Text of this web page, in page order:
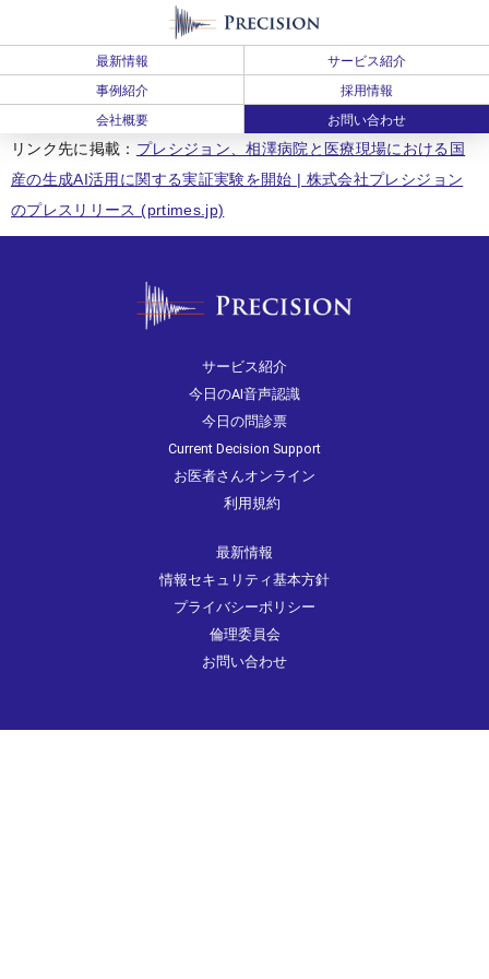
最新情報
サービス紹介
事例紹介
採用情報
会社概要
お問い合わせ
リンク先に掲載： プレシジョン、相澤病院と医療現場における国
産の生成AI活用に関する実証実験を開始 | 株式会社プレシジョン
のプレスリリース (prtimes.jp)
サービス紹介
今日のAI音声認識
今日の問診票
Current Decision Support
お医者さんオンライン
利用規約
最新情報
情報セキュリティ基本方針
プライバシーポリシー
倫理委員会
お問い合わせ